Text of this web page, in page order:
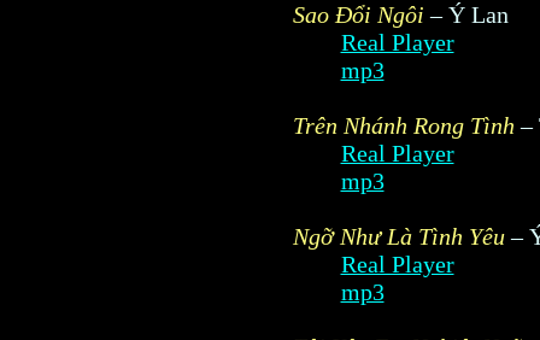
Sao Ðổi Ngôi – Ý Lan
Real Player
mp3
Trên Nhánh Rong Tình –
Real Player
mp3
Ngỡ Như Là Tình Yêu–
Real Player
mp3